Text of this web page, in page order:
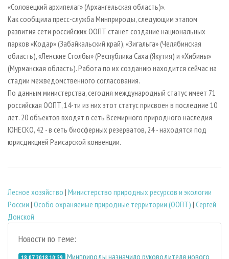
ИНСТРУМЕНТ И МАТЕРИАЛЫ
БИБЛИОТЕКА СПЕЦИАЛИСТА
«Соловецкий архипелаг» (Архангельская область)».
Как сообщила пресс-служба Минприроды, следующим этапом
развития сети российских ООПТ станет создание национальных
парков «Кодар» (Забайкальский край), «Зигальга» (Челябинская
область), «Ленские Столбы» (Республика Саха (Якутия) и «Хибины»
(Мурманская область). Работа по их созданию находится сейчас на
стадии межведомственного согласования.
По данным министерства, сегодня международный статус имеет 71
российская ООПТ, 14-ти из них этот статус присвоен в последние 10
лет. 20 объектов входят в сеть Всемирного природного наследия
ЮНЕСКО, 42 - в сеть биосферных резерватов, 24 - находятся под
юрисдикцией Рамсарской конвенции.
Лесное хозяйство | Министерство природных ресурсов и экологии
России | Особо охраняемые природные территории (ООПТ) | Сергей
Донской
Новости по теме:
18.07.2018 10:59 Минприроды назначило руководителя нового